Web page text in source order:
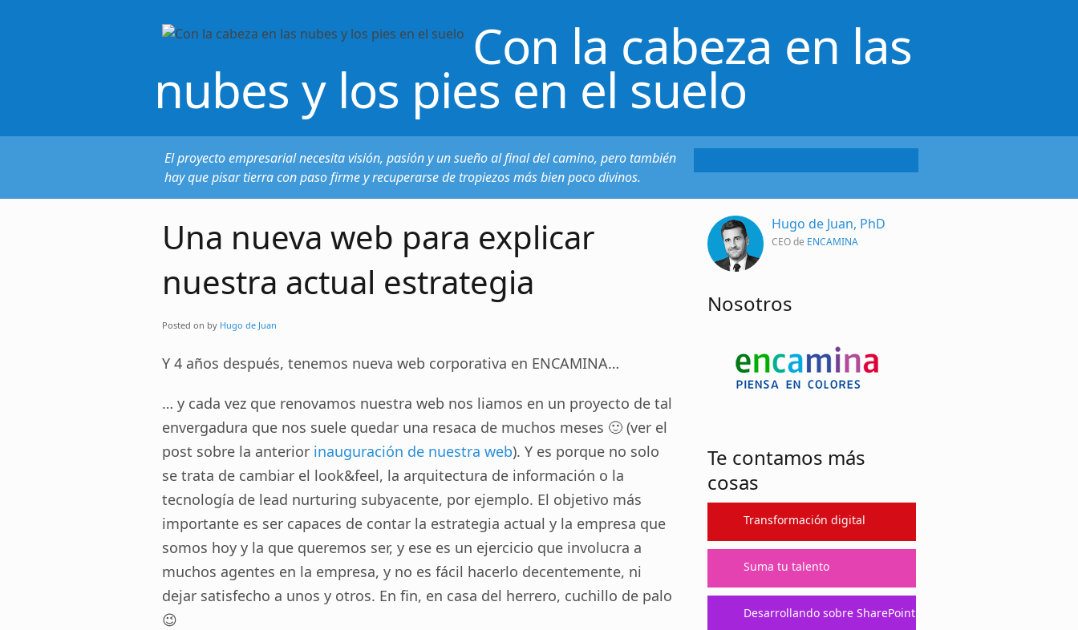
Con la cabeza en las
nubes y los pies en el suelo
El proyecto empresarial necesita visión, pasión y un sueño al final del camino, pero también
hay que pisar tierra con paso firme y recuperarse de tropiezos más bien poco divinos.
Una nueva web para explicar
nuestra actual estrategia
Posted on by Hugo de Juan
Y 4 años después, tenemos nueva web corporativa en ENCAMINA…
… y cada vez que renovamos nuestra web nos liamos en un proyecto de tal
envergadura que nos suele quedar una resaca de muchos meses 🙂 (ver el
post sobre la anterior inauguración de nuestra web). Y es porque no solo
se trata de cambiar el look&feel, la arquitectura de información o la
tecnología de lead nurturing subyacente, por ejemplo. El objetivo más
importante es ser capaces de contar la estrategia actual y la empresa que
somos hoy y la que queremos ser, y ese es un ejercicio que involucra a
muchos agentes en la empresa, y no es fácil hacerlo decentemente, ni
dejar satisfecho a unos y otros. En fin, en casa del herrero, cuchillo de palo
😉
Hugo de Juan, PhD
CEO de ENCAMINA
Nosotros
Te contamos más
cosas
Transformación digital
Suma tu talento
Desarrollando sobre SharePoint